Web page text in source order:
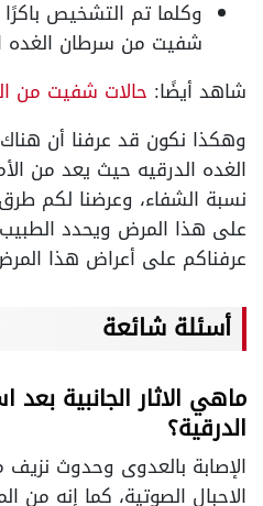
وكلما تم التشخيص
شفيت من سرطان الغده
شاهد أيضًا: حالات شفيت من
وهكذا نكون قد عرفنا أن
الغده الدرقيه حيث يعد من
نسبة الشفاء، وعرضنا لكم طرق
على هذا المرض ويحدد الطبيب
عرفناكم على أعراض هذا
أسئلة شائعة
ماهي الاثار الجانبية
الدرقية؟
الإصابة بالعدوى وحدوث
الاحبال الصوتية، كما إنه من